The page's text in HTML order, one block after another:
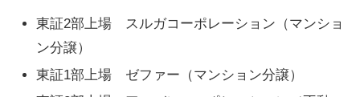
東証2部上場 スルガコーポレーション（マンショ
ン分譲）
東証1部上場 ゼファー（マンション分譲）